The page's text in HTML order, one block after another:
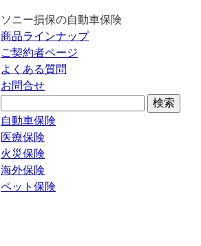
ソニー損保の自動車保険
商品ラインナップ
ご契約者ページ
よくある質問
お問合せ
自動車保険
医療保険
火災保険
海外保険
ペット保険